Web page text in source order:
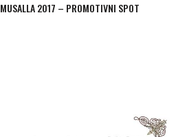
MUSALLA 2017 – PROMOTIVNI SPOT